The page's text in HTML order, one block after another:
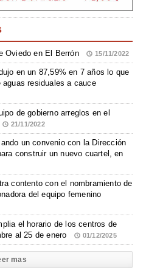
Oviedo en El Berrón 15/11/2022
en un 87,59% en 7 años lo que
residuales a cauce
de gobierno arreglos en el
21/11/2022
un convenio con la Dirección
construir un nuevo cuartel, en
contento con el nombramiento de
del equipo femenino
el horario de los centros de
al 25 de enero
01/12/2025
mas